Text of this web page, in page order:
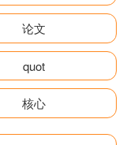
论文
quot
核心